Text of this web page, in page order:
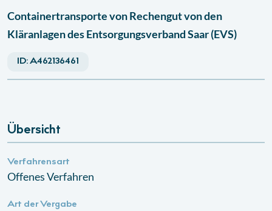
Containertransporte von Rechengut von den
Kläranlagen des Entsorgungsverband Saar (EVS)
ID:A462136461
Übersicht
Verfahrensart
Offenes Verfahren
Art der Vergabe